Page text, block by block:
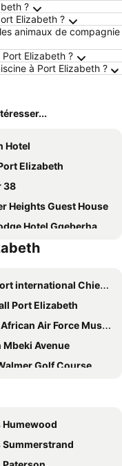
?
Elizabeth ?
animaux de compagnie
Elizabeth ?
à Port Elizabeth ?
Hotel
Elizabeth
38
Heights Guest House
Hotel Gqeberha
& Love Self Catering
at the Sea
Lodge
Gate
Manor BnB
House B&B
House
Chief Dawid Stuurman
Port Elizabeth
Air Force Museum
Mbeki Avenue
Golf Course
Metropolitan Art Museum
Drive
Humewood
Summerstrand